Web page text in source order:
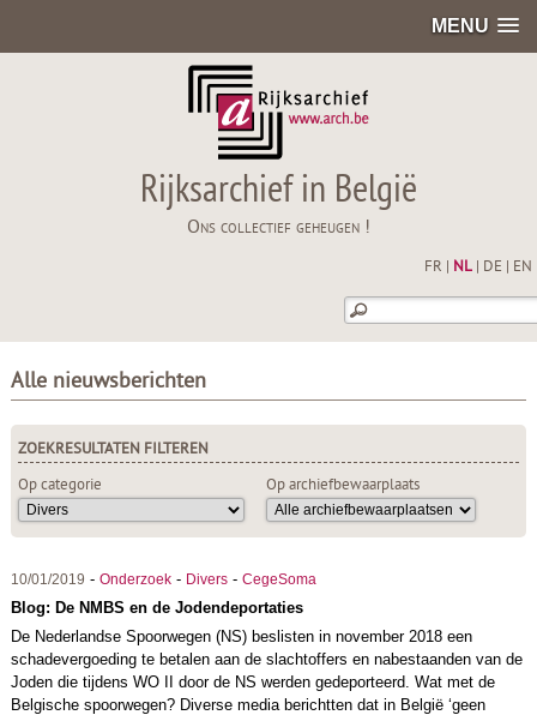
MENU
Rijksarchief in België
Ons collectief geheugen !
FR NL| DE EN
Alle nieuwsberichten
ZOEKRESULTATEN FILTEREN
Op categorie
Op archiefbewaarplaats
10/01/2019 - Onderzoek- Divers- CegeSoma
Blog: De NMBS en de Jodendeportaties
De Nederlandse Spoorwegen (NS) beslisten in november 2018 een
schadevergoeding te betalen aan de slachtoffers en nabestaanden van de
Joden die tijdens WO II door de NS werden gedeporteerd. Wat met de
Belgische spoorwegen? Diverse media berichtten dat in België ‘geen